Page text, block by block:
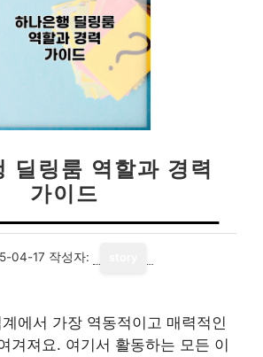
딜링룸 역할과 경력
가이드
04-17 작성자:
에서 가장 역동적이고 매력적인
겨져요. 여기서 활동하는 모든 이